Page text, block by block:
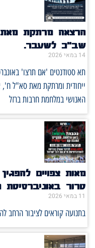
הרצאה מרתקת
שב"כ לשעבר.
14 במאי 2026
תא סטודנטים 'אם תרצו'
ייחודית ומרתקת מאת סא"ל ח',
האנושי במלחמת חרבות ברזל
מאות צפויים
טרור
11 במאי 2026
בתנועה קוראים לציבור הרחב